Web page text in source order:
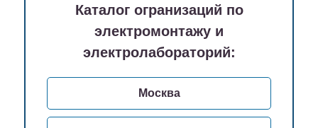
Каталог огранизаций по
электромонтажу и
электролабораторий:
Москва